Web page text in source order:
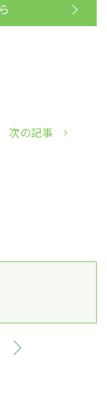
次の記事